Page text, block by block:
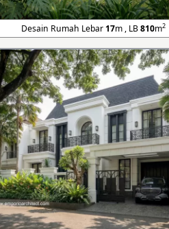
Desain Rumah Lebar 17m , LB810m2